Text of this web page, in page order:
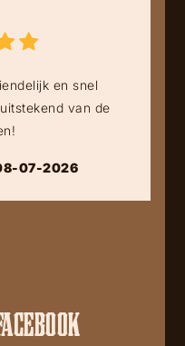
en snel
van de
07-2026